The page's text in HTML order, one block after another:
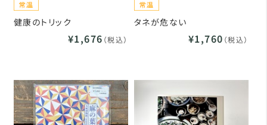
健康のトリック
¥1,676 （税込）
タネが危ない
¥1,760 （税込）